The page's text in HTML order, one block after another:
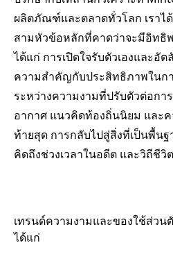
ผลิตภัณฑ์และตลาดทั่วโลก เราได้
สามหัวข้อหลักที่คาดว่าจะมีอิทธิ
ได้แก่ การเปิดใจรับตัวเองและอั
ความสำคัญกับประสิทธิภาพในก
ระหว่างความงามที่ปรับตัวต่อกา
อากาศ แนวคิดท้องถิ่นนิยม และค
ท้ายสุด การกลับไปสู่สิ่งที่เป็นพื้น
คิดถึงช่วงเวลาในอดีต และวิถีชีวิ
เทรนด์ความงามและของใช้ส่วน
ได้แก่